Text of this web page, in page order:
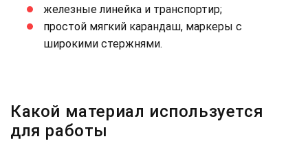
железные линейка и транспортир;
простой мягкий карандаш, маркеры с
широкими стержнями.
Какой материал используется
для работы